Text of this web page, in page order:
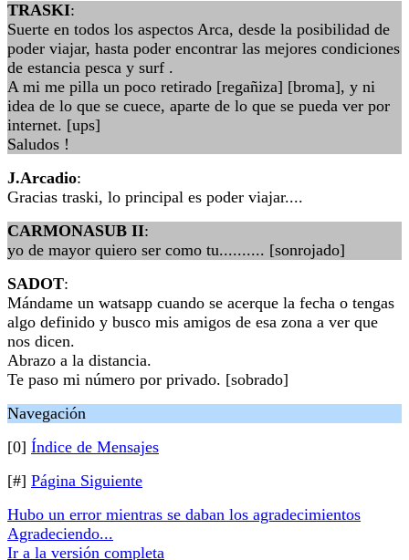
TRASKI:
Suerte en todos los aspectos Arca, desde la posibilidad de
poder viajar, hasta poder encontrar las mejores condiciones
de estancia pesca y surf .
A mi me pilla un poco retirado [regañiza] [broma], y ni
idea de lo que se cuece, aparte de lo que se pueda ver por
internet. [ups]
Saludos !
J.Arcadio:
Gracias traski, lo principal es poder viajar....
CARMONASUB II:
yo de mayor quiero ser como tu.......... [sonrojado]
SADOT:
Mándame un watsapp cuando se acerque la fecha o tengas
algo definido y busco mis amigos de esa zona a ver que
nos dicen.
Abrazo a la distancia.
Te paso mi número por privado. [sobrado]
Navegación
[0] Índice de Mensajes
[#] Página Siguiente
Hubo un error mientras se daban los agradecimientos
Agradeciendo...
Ir a la versión completa